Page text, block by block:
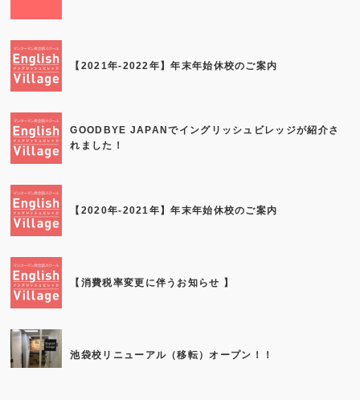
【2021年-2022年】年末年始休校のご案内
GOODBYE JAPANでイングリッシュビレッジが紹介さ
れました！
【2020年-2021年】年末年始休校のご案内
【消費税率変更に伴うお知らせ 】
池袋校リニューアル（移転）オープン！！